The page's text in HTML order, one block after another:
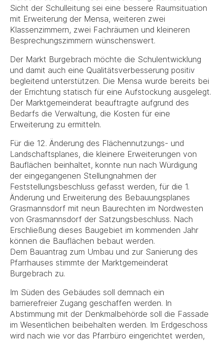
Sicht der Schulleitung sei eine bessere Raumsituation
mit Erweiterung der Mensa, weiteren zwei
Klassenzimmern, zwei Fachräumen und kleineren
Besprechungszimmern wünschenswert.
Der Markt Burgebrach möchte die Schulentwicklung
und damit auch eine Qualitätsverbesserung positiv
begleitend unterstützen. Die Mensa wurde bereits bei
der Errichtung statisch für eine Aufstockung ausgelegt.
Der Marktgemeinderat beauftragte aufgrund des
Bedarfs die Verwaltung, die Kosten für eine
Erweiterung zu ermitteln.
Für die 12. Änderung des Flächennutzungs- und
Landschaftsplanes, die kleinere Erweiterungen von
Bauflächen beinhaltet, konnte nun nach Würdigung
der eingegangenen Stellungnahmen der
Feststellungsbeschluss gefasst werden, für die 1.
Änderung und Erweiterung des Bebauungsplanes
Grasmannsdorf mit neun Baurechten im Nordwesten
von Grasmannsdorf der Satzungsbeschluss. Nach
Erschließung dieses Baugebiet im kommenden Jahr
können die Bauflächen bebaut werden.
Dem Bauantrag zum Umbau und zur Sanierung des
Pfarrhauses stimmte der Marktgemeinderat
Burgebrach zu.
Im Süden des Gebäudes soll demnach ein
barrierefreier Zugang geschaffen werden. In
Abstimmung mit der Denkmalbehörde soll die Fassade
im Wesentlichen beibehalten werden. Im Erdgeschoss
wird nach wie vor das Pfarrbüro eingerichtet werden,